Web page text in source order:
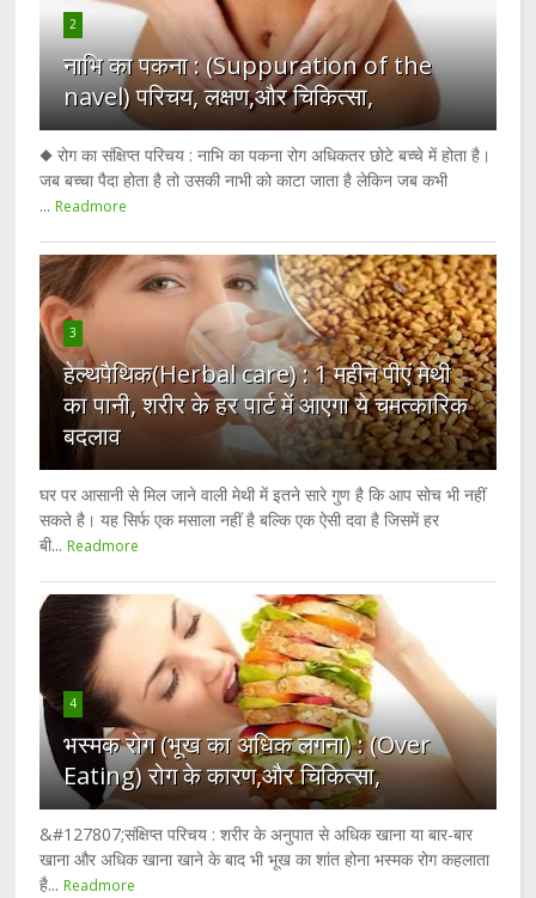
2
नाभि का पकना : (Suppuration of the
navel) परिचय, लक्षण,और चिकित्सा,
◆ रोग का संक्षिप्त परिचय : नाभि का पकना रोग अधिकतर छोटे बच्चे में होता है।
जब बच्चा पैदा होता है तो उसकी नाभी को काटा जाता है लेकिन जब कभी
... Readmore
3
हेल्थपैथिक(Herbal care) : 1 महीने पीएं मेथी
का पानी, शरीर के हर पार्ट में आएगा ये चमत्कारिक
बदलाव
घर पर आसानी से मिल जाने वाली मेथी में इतने सारे गुण है कि आप सोच भी नहीं
सकते है। यह सिर्फ एक मसाला नहीं है बल्कि एक ऐसी दवा है जिसमें हर
बी... Readmore
4
भस्मक रोग (भूख का अधिक लगना) : (Over
Eating) रोग के कारण,और चिकित्सा,
&#127807;संक्षिप्त परिचय : शरीर के अनुपात से अधिक खाना या बार-बार
खाना और अधिक खाना खाने के बाद भी भूख का शांत होना भस्मक रोग कहलाता
है... Readmore